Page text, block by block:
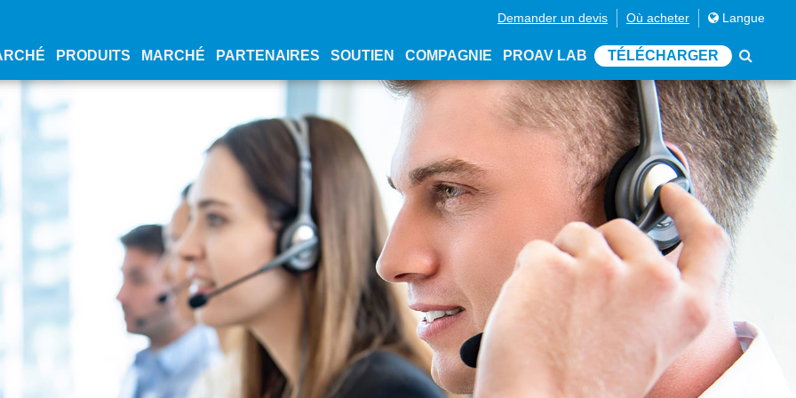
Demander un devis Où acheter Langue
PRODUITS MARCHÉ PARTENAIRES SOUTIEN COMPAGNIE PROAV LAB TÉLÉCHARGER